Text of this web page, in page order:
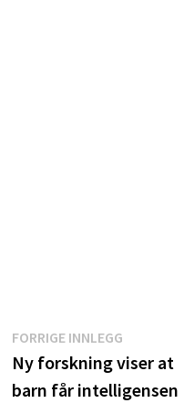
FORRIGE INNLEGGForrige
innlegg:
Ny forskning viser at
barn får intelligensen